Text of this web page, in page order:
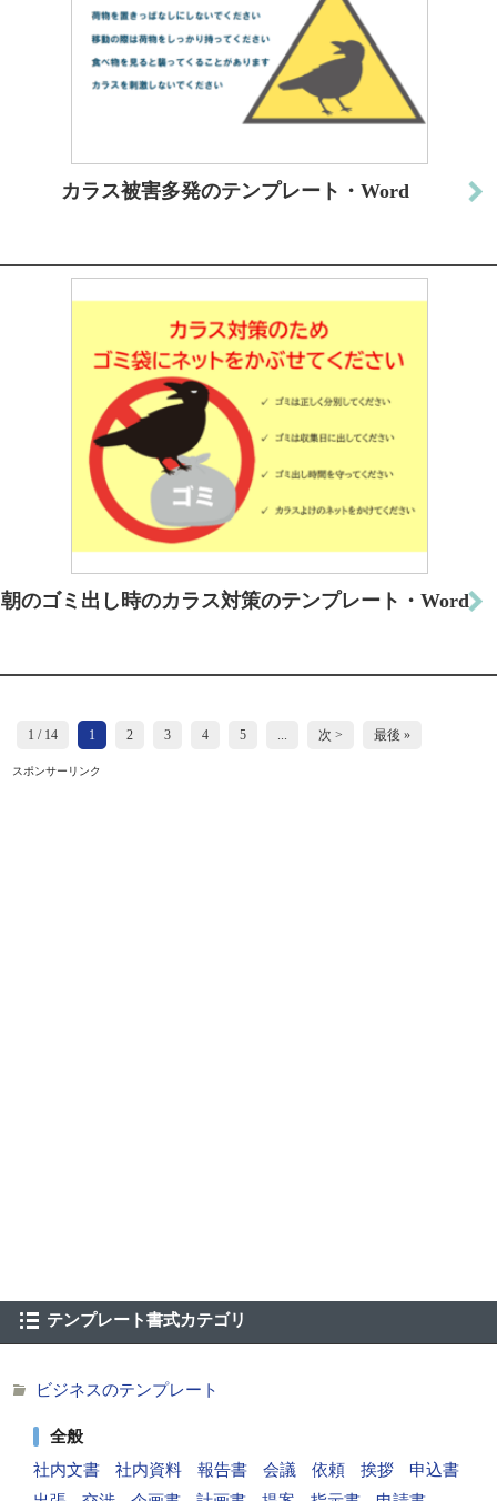
カラス被害多発のテンプレート・Word
朝のゴミ出し時のカラス対策のテンプレート・Word
1 / 14 1 2 3 4 5 ... 次 > 最後 »
スポンサーリンク
テンプレート書式カテゴリ
ビジネスのテンプレート
全般
社内文書
社内資料 報告書 会議 依頼 挨拶
申込書